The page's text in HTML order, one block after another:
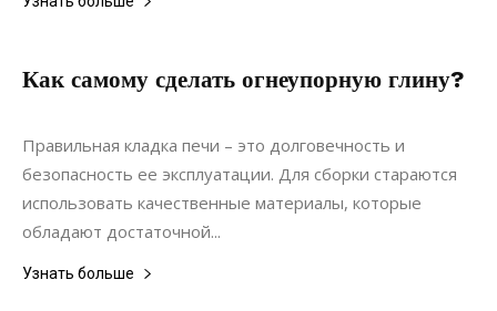
Как самому сделать огнеупорную глину?
15.02.2022 0
Правильная кладка печи – это долговечность и
безопасность ее эксплуатации. Для сборки стараются
использовать качественные материалы, которые
обладают достаточной...
Узнать больше